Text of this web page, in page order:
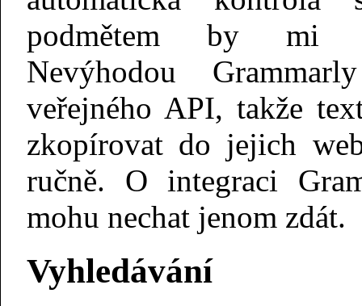
podmětem by mi
Nevýhodou
veřejného API, takže
zkopírovat do jejich
ručně. O integraci
mohu nechat jenom zdát.
Vyhledávání